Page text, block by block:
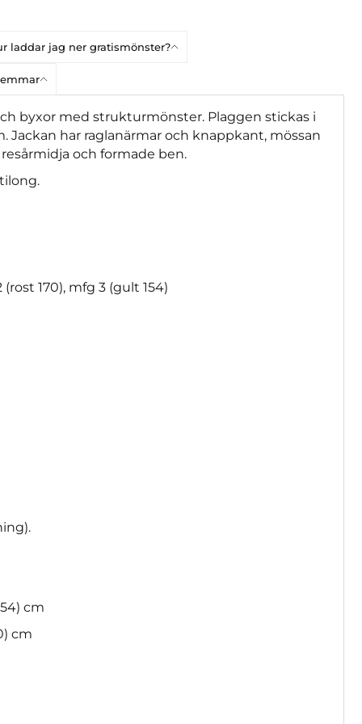
laddar jag ner gratismönster?
byxor med strukturmönster. Plaggen stickas i
Jackan har raglanärmar och knappkant, mössan
och formade ben.
170), mfg 3 (gult 154)
cm
cm